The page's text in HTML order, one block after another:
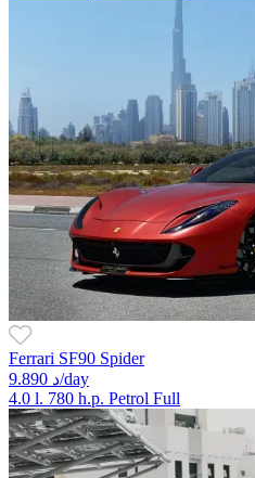
Ferrari SF90 Spider
9.890 د/day
4.0 l. 780 h.p. Petrol Full